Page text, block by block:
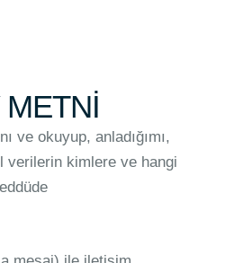
ve okuyup, anladığımı,
verilerin kimlere ve hangi